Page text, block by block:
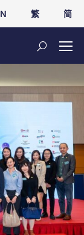
繁 简